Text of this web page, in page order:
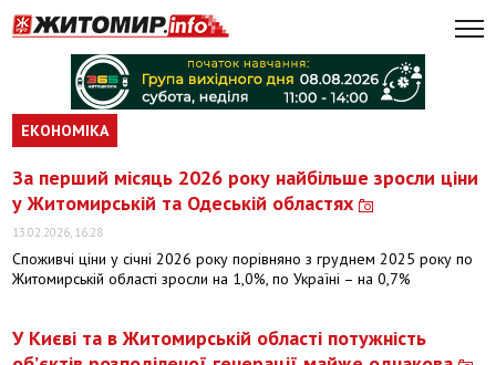
ЕКОНОМІКА
За перший місяць 2026 року найбільше зросли ціни
у Житомирській та Одеській областях
13.02.2026, 16:28
Споживчі ціни у січні 2026 року порівняно з груднем 2025 року по
Житомирській області зросли на 1,0%, по Україні – на 0,7%
У Києві та в Житомирській області потужність